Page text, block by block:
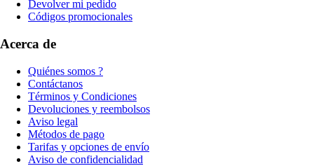
Devolver mi pedido
Códigos promocionales
Acerca de
Quiénes somos ?
Contáctanos
Términos y Condiciones
Devoluciones y reembolsos
Aviso legal
Métodos de pago
Tarifas y opciones de envío
Aviso de confidencialidad